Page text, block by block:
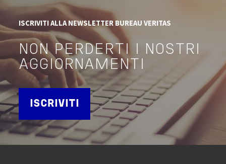
ISCRIVITI ALLA NEWSLETTER BUREAU VERITAS
NON PERDERTI I NOSTRI
AGGIORNAMENTI
ISCRIVITI